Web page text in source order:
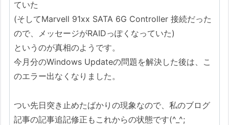
ていた
(そしてMarvell 91xx SATA 6G Controller 接続だった
ので、メッセージがRAIDっぽくなっていた)
というのが真相のようです。
今月分のWindows Updateの問題を解決した後は、こ
のエラー出なくなりました。
つい先日突き止めたばかりの現象なので、私のブログ
記事の記事追記修正もこれからの状態です(^_^;